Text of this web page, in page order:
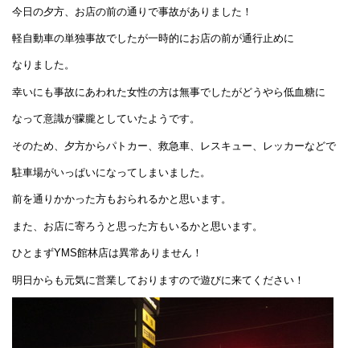
今日の夕方、お店の前の通りで事故がありました！
軽自動車の単独事故でしたが一時的にお店の前が通行止めに
なりました。
幸いにも事故にあわれた女性の方は無事でしたがどうやら低血糖に
なって意識が朦朧としていたようです。
そのため、夕方からパトカー、救急車、レスキュー、レッカーなどで
駐車場がいっぱいになってしまいました。
前を通りかかった方もおられるかと思います。
また、お店に寄ろうと思った方もいるかと思います。
ひとまずYMS館林店は異常ありません！
明日からも元気に営業しておりますので遊びに来てください！